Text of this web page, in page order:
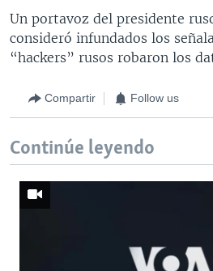
Un portavoz del presidente
consideró infundados los
“hackers” rusos robaron los
Compartir Follow us
Continúe leyendo